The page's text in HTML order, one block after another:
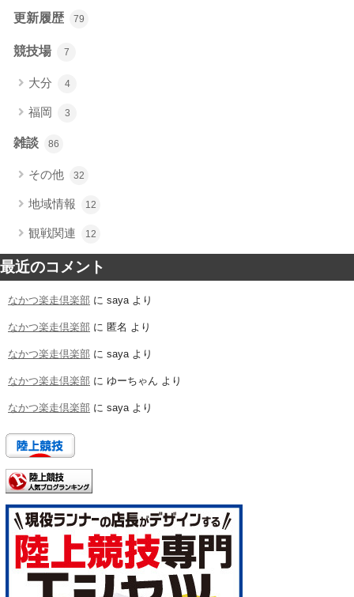
更新履歴 79
競技場 7
大分 4
福岡 3
雑談 86
その他 32
地域情報 12
観戦関連 12
最近のコメント
なかつ楽走倶楽部 に sayaより
なかつ楽走倶楽部 に 匿名 より
なかつ楽走倶楽部 に sayaより
なかつ楽走倶楽部 に ゆーちゃん より
なかつ楽走倶楽部 に sayaより